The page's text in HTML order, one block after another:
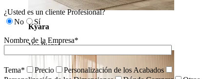
Kyara
Ver Piezas
¿Usted es un cliente Profesional?
No
Sí
Nombre de la Empresa*
Tema* Precio
Personalización de los Acabados